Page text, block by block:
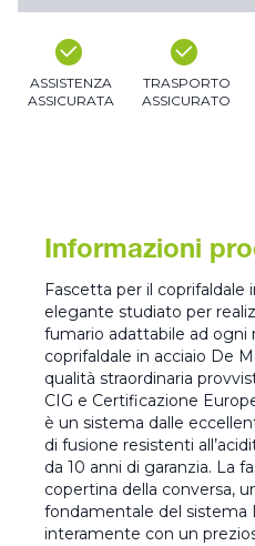
ASSISTENZA
ASSICURATA
TRASPORTO
ASSICURATO
Informazioni
Fascetta per il coprifaldale
elegante studiato per
fumario adattabile ad ogni
coprifaldale in acciaio De
qualità straordinaria
CIG e Certificazione
è un sistema dalle
di fusione resistenti
da 10 anni di garanzia. La
copertina della conversa,
fondamentale del sistema
interamente con un